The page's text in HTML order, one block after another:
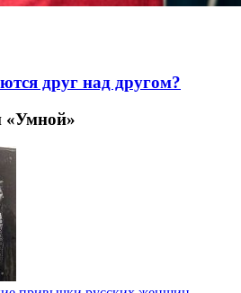
друг над другом?
«Умной»